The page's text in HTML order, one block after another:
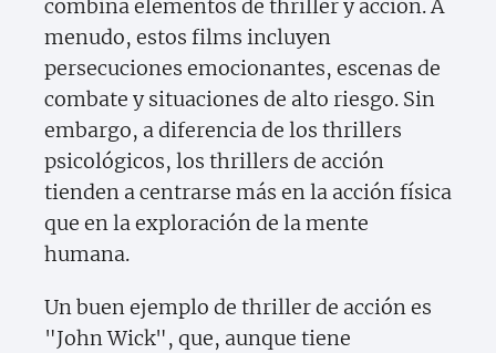
combina elementos de thriller y acción. A
menudo, estos films incluyen
persecuciones emocionantes, escenas de
combate y situaciones de alto riesgo. Sin
embargo, a diferencia de los thrillers
psicológicos, los thrillers de acción
tienden a centrarse más en la acción física
que en la exploración de la mente
humana.
Un buen ejemplo de thriller de acción es
"John Wick", que, aunque tiene